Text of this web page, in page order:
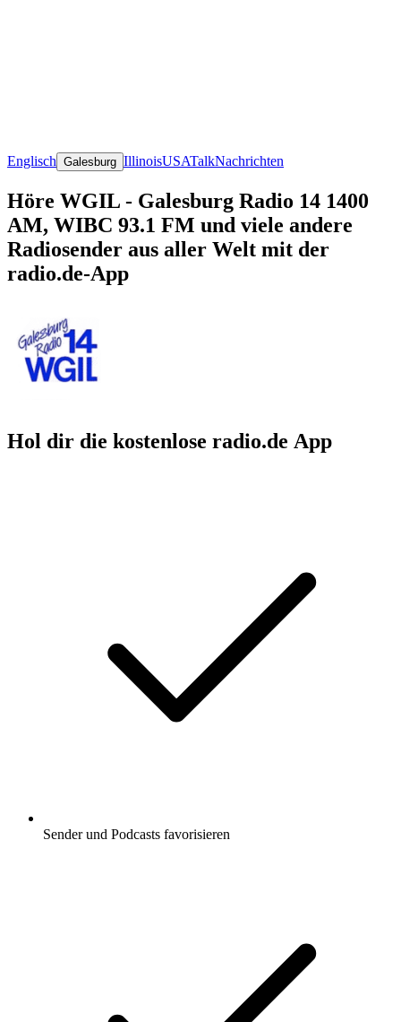
Englisch Galesburg IllinoisUSATalkNachrichten
Höre WGIL - Galesburg Radio 14 1400
AM, WIBC 93.1 FM und viele andere
Radiosender aus aller Welt mit der
radio.de-App
Hol dir die kostenlose radio.de App
Sender und Podcasts favorisieren